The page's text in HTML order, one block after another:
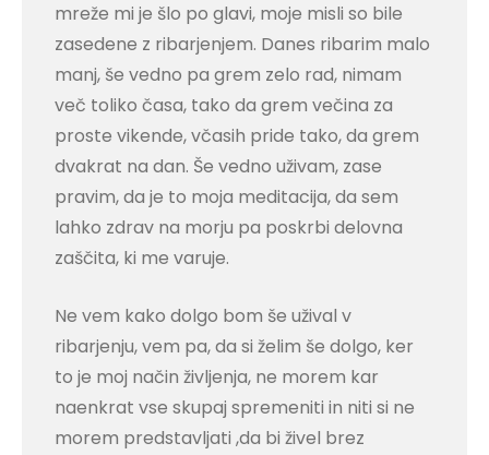
mreže mi je šlo po glavi, moje misli so bile
zasedene z ribarjenjem. Danes ribarim malo
manj, še vedno pa grem zelo rad, nimam
več toliko časa, tako da grem večina za
proste vikende, včasih pride tako, da grem
dvakrat na dan. Še vedno uživam, zase
pravim, da je to moja meditacija, da sem
lahko zdrav na morju pa poskrbi delovna
zaščita, ki me varuje.
Ne vem kako dolgo bom še užival v
ribarjenju, vem pa, da si želim še dolgo, ker
to je moj način življenja, ne morem kar
naenkrat vse skupaj spremeniti in niti si ne
morem predstavljati ,da bi živel brez